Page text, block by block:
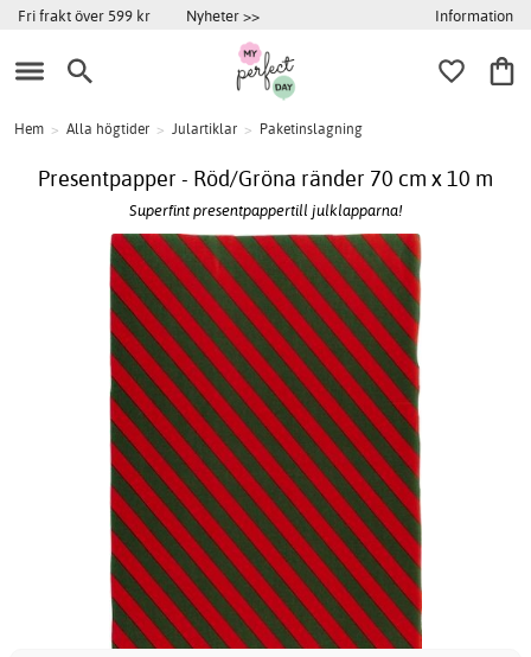
Fri frakt över 599 kr Nyheter >> Information
Hem > Alla högtider > Julartiklar > Paketinslagning
Presentpapper - Röd/Gröna ränder 70 cm x 10 m
Superfint presentpappertill julklapparna!